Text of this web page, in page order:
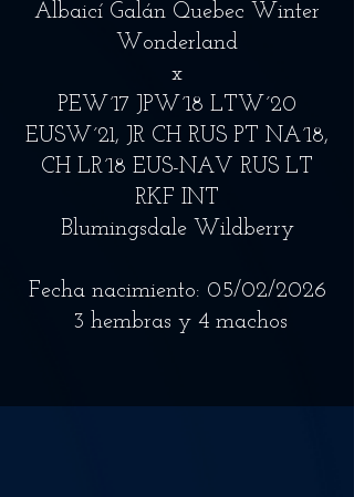
Albaicí Galán Quebec Winter
Wonderland
x
PEW´17 JPW´18 LTW´20
EUSW´21, JR CH RUS PT NA´18,
CH LR´18 EUS-NAV RUS LT
RKF INT
Blumingsdale Wildberry
Fecha nacimiento: 05/02/2026
3 hembras y 4 machos